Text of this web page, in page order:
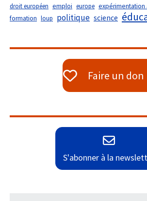
droit européen emploi europe expérimentation
formation loup politique science
Faire un don
S'abonner à la